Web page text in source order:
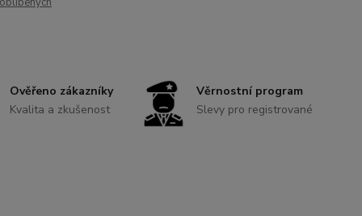
Ověřeno zákazníky
Kvalita a zkušenost
Věrnostní program
Slevy pro registrované